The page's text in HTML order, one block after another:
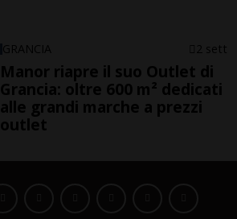
GRANCIA 2 sett
Manor riapre il suo Outlet di
Grancia: oltre 600 m² dedicati
alle grandi marche a prezzi
outlet